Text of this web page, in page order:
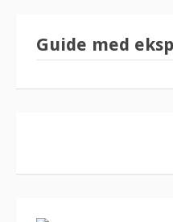
Guide med